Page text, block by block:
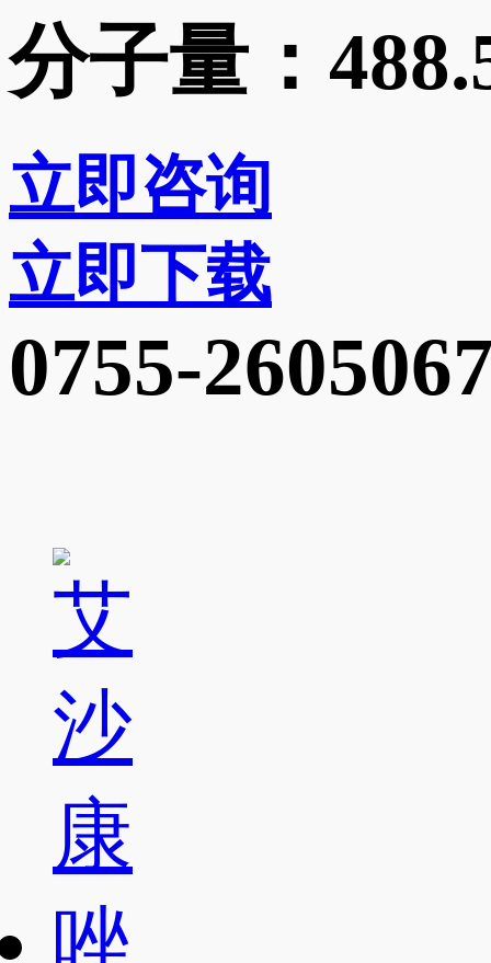
分子量：
立即咨询
立即下载
0755-